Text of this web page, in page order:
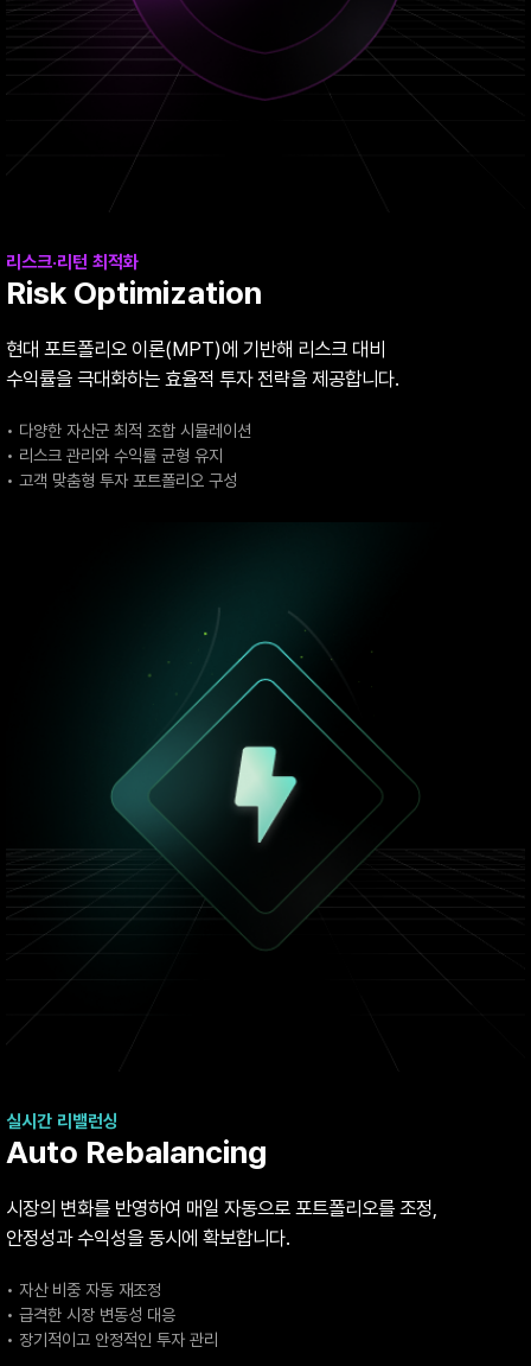
리스크·리턴 최적화
Risk Optimization
현대 포트폴리오 이론(MPT)에 기반해 리스크 대비
수익률을 극대화하는 효율적 투자 전략을 제공합니다.
• 다양한 자산군 최적 조합 시뮬레이션
• 리스크 관리와 수익률 균형 유지
• 고객 맞춤형 투자 포트폴리오 구성
실시간 리밸런싱
Auto Rebalancing
시장의 변화를 반영하여 매일 자동으로 포트폴리오를 조정,
안정성과 수익성을 동시에 확보합니다.
• 자산 비중 자동 재조정
• 급격한 시장 변동성 대응
• 장기적이고 안정적인 투자 관리